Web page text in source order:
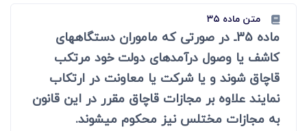
متن ماده ۳۵
ماده 35ـ در صورتی که ماموران دستگاههای
کاشف یا وصول درآمدهای دولت خود مرتکب
قاچاق شوند و یا شرکت یا معاونت در ارتکاب
نمایند علاوه بر مجازات قاچاق مقرر در این قانون
به مجازات مختلس نیز محکوم می­شوند.